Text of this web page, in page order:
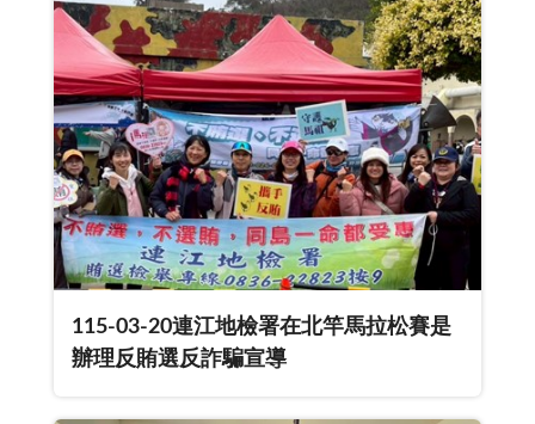
115-03-20連江地檢署在北竿馬拉松賽是
辦理反賄選反詐騙宣導